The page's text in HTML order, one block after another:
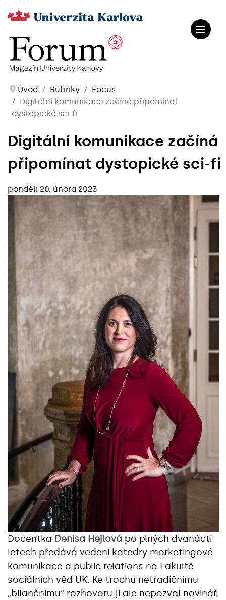
Úvod Rubriky
Focus
Digitální komunikace začíná připomínat
dystopické sci-fi
Digitální komunikace začíná
připomínat dystopické sci-fi
pondělí 20. února 2023
Docentka Denisa Hejlová po plných dvanácti
letech předává vedení katedry marketingové
komunikace a public relations na Fakultě
sociálních věd UK. Ke trochu netradičnímu
„bilančnímu“ rozhovoru ji ale nepozval novinář,